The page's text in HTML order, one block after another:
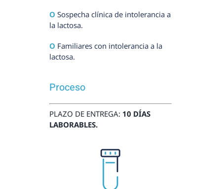
Ο Sospecha clínica de intolerancia a
la lactosa.
Ο Familiares con intolerancia a la
lactosa.
Proceso
PLAZO DE ENTREGA: 10 DÍAS
LABORABLES.